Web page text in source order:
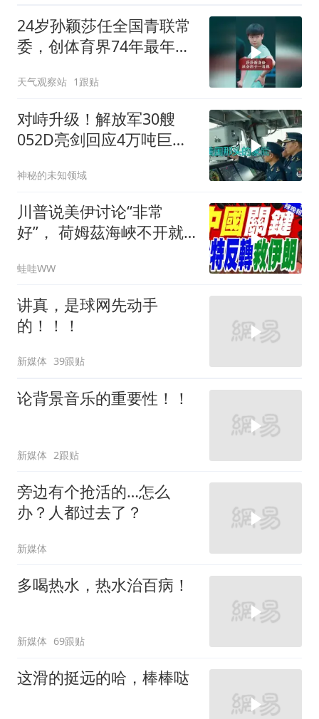
24岁孙颖莎任全国青联常
委，创体育界74年最年轻
天气观察站 1跟贴
对峙升级！解放军30艘
052D亮剑回应4万吨巨舰
神秘的未知领域
川普说美伊讨论“非常
好”， 荷姆茲海峽不开就
谢寒冰｜辣晚报20260805
蛙哇WW
讲真，是球网先动手
的！！！
新媒体 39跟贴
论背景音乐的重要性！！
新媒体 2跟贴
旁边有个抢活的…怎么
办？人都过去了？
新媒体
多喝热水，热水治百病！
新媒体 69跟贴
这滑的挺远的哈，棒棒哒